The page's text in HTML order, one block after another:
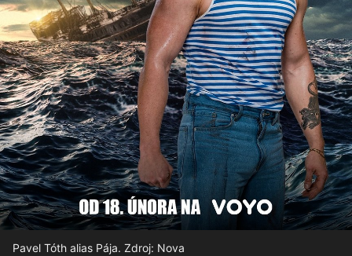
Pavel Tóth alias Pája. Zdroj: Nova